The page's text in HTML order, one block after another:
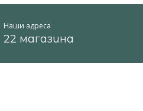
Наши адреса
22 магазина